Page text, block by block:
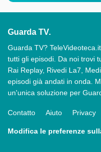
Guarda TV.
Guarda TV?
tutti gli episodi. Da noi trovi
Rai Replay, Rivedi La7,
episodi già andati in onda.
un'unica soluzione per
Contatto Aiuto Privacy
Modifica le preferenze